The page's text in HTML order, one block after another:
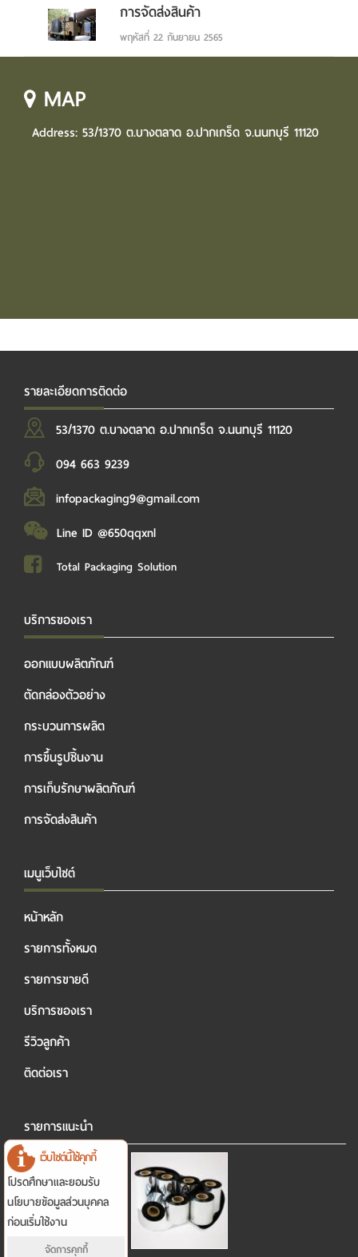
การจัดส่งสินค้า
พฤหัสที่ 22 กันยายน 2565
MAP
Address: 53/1370 ต.บางตลาด อ.ปากเกร็ด จ.นนทบุรี 11120
รายละเอียดการติดต่อ
53/1370 ต.บางตลาด อ.ปากเกร็ด จ.นนทบุรี 11120
094 663 9239
infopackaging9@gmail.com
Line ID @650qqxnl
Total Packaging Solution
บริการของเรา
ออกแบบผลิตภัณฑ์
ตัดกล่องตัวอย่าง
กระบวนการผลิต
การขึ้นรูปชิ้นงาน
การเก็บรักษาผลิตภัณฑ์
การจัดส่งสินค้า
เมนูเว็บไซต์
หน้าหลัก
รายการทั้งหมด
รายการขายดี
บริการของเรา
รีวิวลูกค้า
ติดต่อเรา
รายการแนะนำ
เว็บไซต์นี้ใช้คุกกี้
โปรดศึกษาและยอมรับ
นโยบายข้อมูลส่วนบุคคล
ก่อนเริ่มใช้งาน
จัดการคุกกี้